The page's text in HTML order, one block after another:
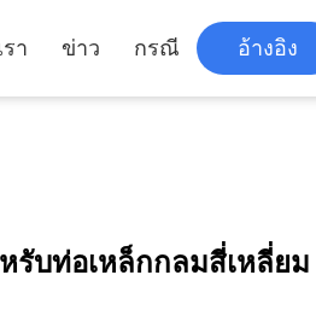
า ข่าว กรณี อ้างอิง
รับท่อเหล็กกลมสี่เหลี่ยม